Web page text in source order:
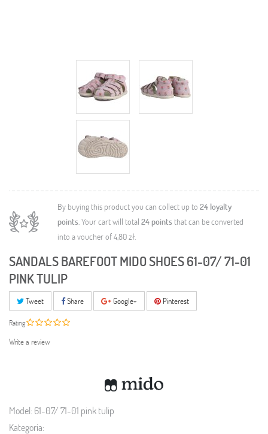
By buying this product you can collect up to 24 loyalty
points. Your cart will total 24points that can be converted
into a voucher of4,80 zł.
SANDALS BAREFOOT MIDO SHOES 61-07/ 71-01
PINK TULIP
Tweet Share Google+ Pinterest
Rating
Write a review
Model: 61-07/ 71-01 pink tulip
Kategoria: